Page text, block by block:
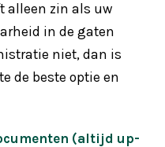
alleen zin als uw
in de gaten
niet, dan is
de beste optie en
(altijd up-